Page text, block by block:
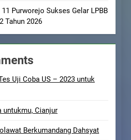
Purworejo Sukses Gelar LPBB
Tahun 2026
Uji Coba US – 2023 untuk
untukmu, Cianjur
Berkumandang Dahsyat